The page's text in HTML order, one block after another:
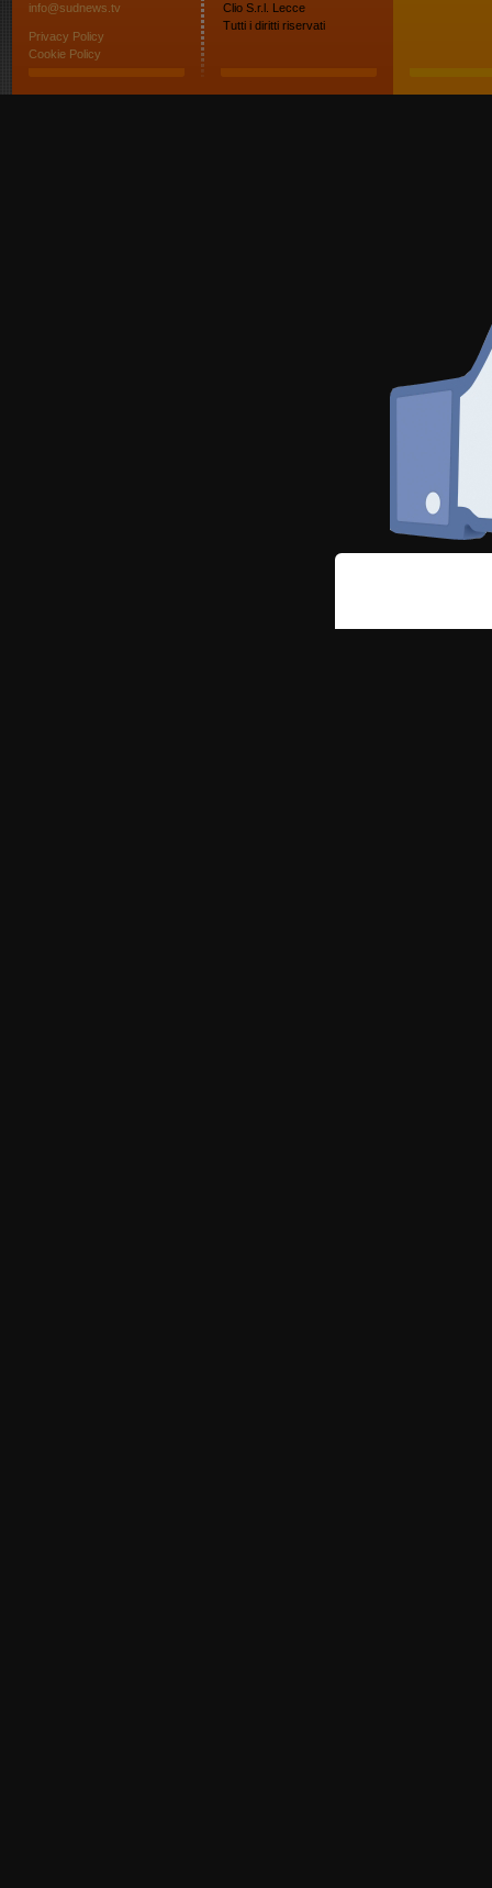
info@sudnews.tv
Privacy Policy
Cookie Policy
Clio S.r.l. Lecce
Tutti i diritti riservati